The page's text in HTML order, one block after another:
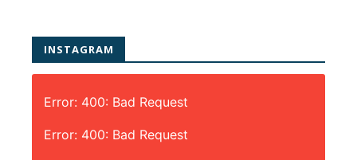
INSTAGRAM
Error: 400: Bad Request
Error: 400: Bad Request